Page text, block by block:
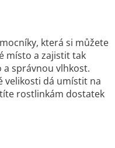
která si můžete
místo a zajistit tak
správnou vlhkost.
velikosti dá umístit na
rostlinkám dostatek